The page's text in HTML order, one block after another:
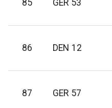
85 GER 53
86 DEN 12
87 GER 57